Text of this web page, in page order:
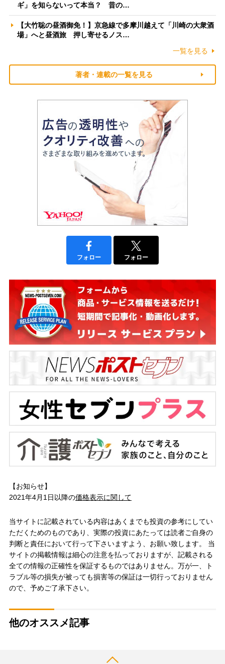
ギ」を知らないって本当？ 昔の…
【大竹聡の昼酒御免！】京急線で多摩川越えて「川崎の大衆酒
場」へと昼酒旅 押し寄せるノス…
一覧を見る
著者・連載の一覧を見る
フォロー フォロー
【お知らせ】
2021年4月1日以降の価格表示に関して
当サイトに記載されている内容はあくまでも投資の参考にしてい
ただくためのものであり、実際の投資にあたっては読者ご自身の
判断と責任において行って下さいますよう、お願い致します。 当
サイトの掲載情報は細心の注意を払っておりますが、記載される
全ての情報の正確性を保証するものではありません。万が一、ト
ラブル等の損失が被っても損害等の保証は一切行っておりません
ので、予めご了承下さい。
他のオススメ記事